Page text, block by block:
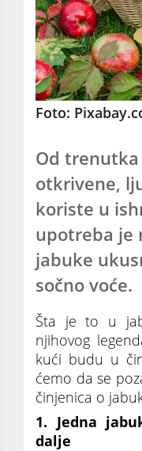
Foto:
Od
otkrivene,
koriste u
upotreba je
jabuke
sočno voće.
Šta je to u
njihovog
kući budu u
ćemo da se
činjenica o
1. Jedna
dalje